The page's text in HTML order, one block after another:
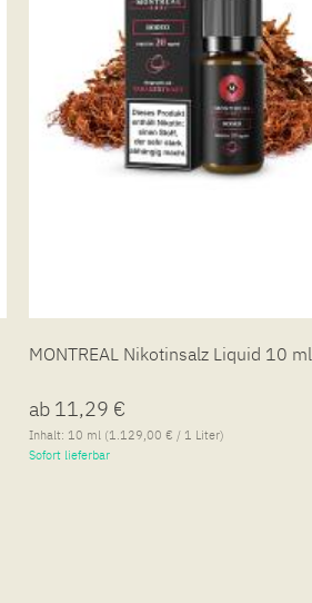
MONTREAL Nikotinsalz Liquid 10 ml
ab 11,29 €
Inhalt: 10 ml (1.129,00 € / 1 Liter)
Sofort lieferbar